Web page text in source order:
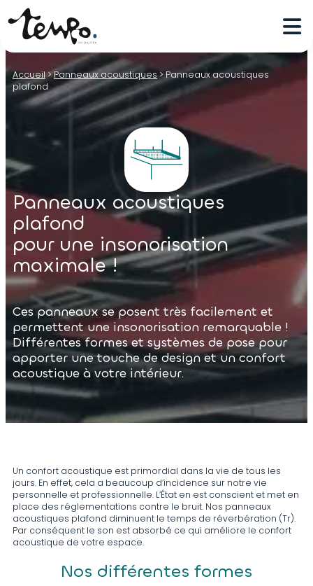
Accueil>Panneaux acoustiques>Panneaux acoustiques
plafond
Panneaux acoustiques
plafond
pour une insonorisation
maximale !
Ces panneaux se posent très facilement et
permettent une insonorisation remarquable !
Différentes formes et systèmes de pose pour
apporter une touche de design et un confort
acoustique à votre intérieur.
Un confort acoustique est primordial dans la vie de tous les
jours. En effet, cela a beaucoup d’incidence sur notre vie
personnelle et professionnelle. L’État en est conscient et met en
place des réglementations contre le bruit. Nos panneaux
acoustiques plafond diminuent le temps de réverbération (Tr).
Par conséquent le son est absorbé ce qui améliore le confort
acoustique de votre espace.
Nos différentes formes